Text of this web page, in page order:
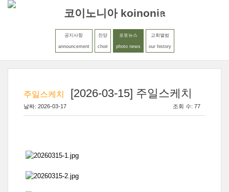
MENU
코이노니아 koinonia
공지사항
announcement
찬양
choir
포토뉴스
photo news
교회앨범
our history
주일스케치 [2026-03-15] 주일스케치
날짜: 2026-03-17 조회 수: 77